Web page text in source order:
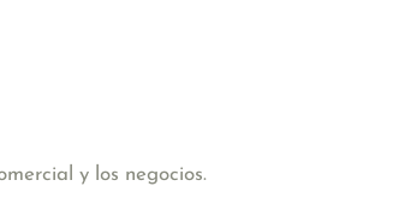
y los negocios.